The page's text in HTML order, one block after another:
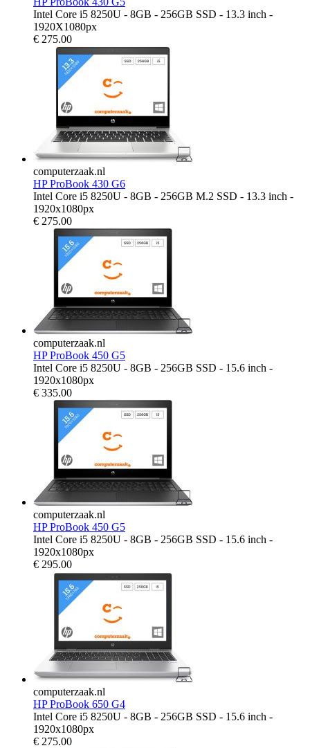
Intel Core i5 8250U - 8GB - 256GB SSD - 13.3 inch -
1920X1080px
€ 275.00
computerzaak.nl
HP ProBook 430 G6
Intel Core i5 8250U - 8GB - 256GB M.2 SSD - 13.3 inch -
1920x1080px
€ 275.00
computerzaak.nl
HP ProBook 450 G5
Intel Core i5 8250U - 8GB - 256GB SSD - 15.6 inch -
1920x1080px
€ 335.00
computerzaak.nl
HP ProBook 450 G5
Intel Core i5 8250U - 8GB - 256GB SSD - 15.6 inch -
1920x1080px
€ 295.00
computerzaak.nl
HP ProBook 650 G4
Intel Core i5 8250U - 8GB - 256GB SSD - 15.6 inch -
1920x1080px
€ 275.00